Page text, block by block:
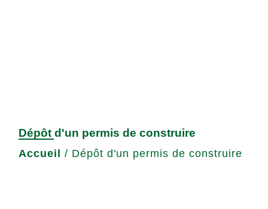
Dépôt d'un permis de construire
Accueil / Dépôt d'un permis de construire